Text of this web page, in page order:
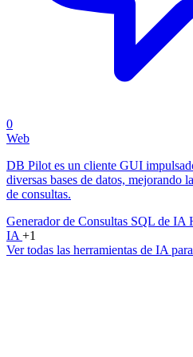
0
Web
DB Pilot es un cliente GUI
diversas bases de datos, mejorando
de consultas.
Generador de Consultas SQL de IA
IA +1
Ver todas las herramientas de IA